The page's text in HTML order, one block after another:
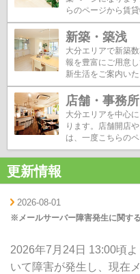
らのページから賃
新築・築浅
大分エリアで新築
報を豊富にご用意
新生活をご案内いた
店舗・事務所
大分エリアを中心
ります。店舗開店
は、一度こちらの
更新情報
2026-08-01
※メールサーバー障害発生に関す
2026年7月24日 13:00頃
いて障害が発生し、現在